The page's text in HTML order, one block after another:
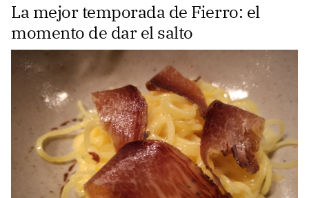
La mejor temporada de Fierro: el
momento de dar el salto